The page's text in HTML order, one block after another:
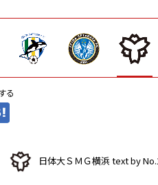
る
日体大ＳＭＧ横浜 text by